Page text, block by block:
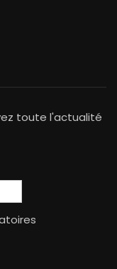
toute l'actualité